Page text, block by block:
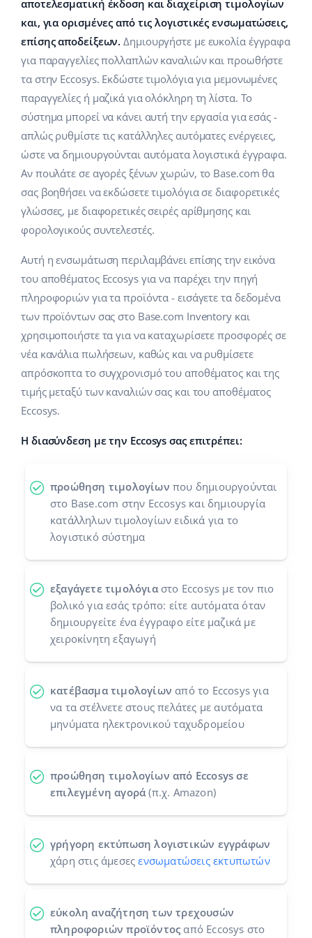
Διαχείριση αποστολών
Αυτοματοποίηση εγασιών
Base Connect
ΑΙ για e-commerce
Κλάδοι
Σπίτι & Κήπος
Παιδικά προϊόντα
Ηλεκτρονικά είδη
Ανταλλακτικά αυτοκινήτων
Σούπερμαρκετ
Υγεία & Ομορφιά
Μόδα
Βοήθεια
Base Academy
Υπηρεσίες
Υλοποιήσεις συστήματος
Έλεγχος λογαριασμού
Άλλα
Whitepaper
Εκτιμητής ROI
Προγράμματα συνεργασίας
Επικοινωνία
english (US)
english (GB)
english (IN)
deutsch
Ελληνικά
español (AR)
español (MX)
Français
Italiano
polski
română
αποτελεσματική έκδοση και διαχείριση τιμολογίων
και, για ορισμένες από τις λογιστικές ενσωματώσεις,
επίσης αποδείξεων. Δημιουργήστε με ευκολία έγγραφα
για παραγγελίες πολλαπλών καναλιών και προωθήστε
τα στην Eccosys. Εκδώστε τιμολόγια για μεμονωμένες
παραγγελίες ή μαζικά για ολόκληρη τη λίστα. Το
σύστημα μπορεί να κάνει αυτή την εργασία για εσάς -
απλώς ρυθμίστε τις κατάλληλες αυτόματες ενέργειες,
ώστε να δημιουργούνται αυτόματα λογιστικά έγγραφα.
Αν πουλάτε σε αγορές ξένων χωρών, το Base.com θα
σας βοηθήσει να εκδώσετε τιμολόγια σε διαφορετικές
γλώσσες, με διαφορετικές σειρές αρίθμησης και
φορολογικούς συντελεστές.
Αυτή η ενσωμάτωση περιλαμβάνει επίσης την εικόνα
του αποθέματος Eccosys για να παρέχει την πηγή
πληροφοριών για τα προϊόντα - εισάγετε τα δεδομένα
των προϊόντων σας στο Base.com Inventory και
χρησιμοποιήστε τα για να καταχωρίσετε προσφορές σε
νέα κανάλια πωλήσεων, καθώς και να ρυθμίσετε
απρόσκοπτα το συγχρονισμό του αποθέματος και της
τιμής μεταξύ των καναλιών σας και του αποθέματος
Eccosys.
Η διασύνδεση με την Eccosys σας επιτρέπει:
προώθηση τιμολογίων που δημιουργούνται
στο Base.com στην Eccosys και δημιουργία
κατάλληλων τιμολογίων ειδικά για το
λογιστικό σύστημα
εξαγάγετε τιμολόγιαστο Eccosys με τον πιο
βολικό για εσάς τρόπο: είτε αυτόματα όταν
δημιουργείτε ένα έγγραφο είτε μαζικά με
χειροκίνητη εξαγωγή
κατέβασμα τιμολογίων από το Eccosys για
να τα στέλνετε στους πελάτες με αυτόματα
μηνύματα ηλεκτρονικού ταχυδρομείου
προώθηση τιμολογίων από Eccosys σε
επιλεγμένη αγορά (π.χ. Amazon)
γρήγορη εκτύπωση λογιστικών εγγράφων
χάρη στις άμεσεςενσωματώσεις εκτυπωτών
εύκολη αναζήτηση των τρεχουσών
πληροφοριών προϊόντος από Eccosys στο